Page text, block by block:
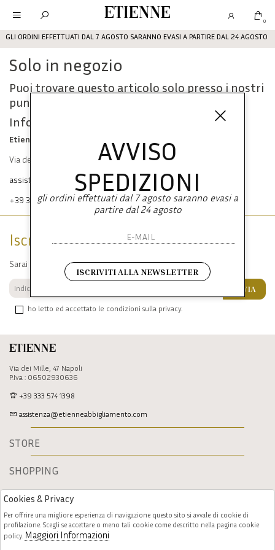
GLI ORDINI EFFETTUATI DAL 7 AGOSTO SARANNO EVASI A PARTIRE DAL 24 AGOSTO
Etienne 0
Solo in negozio
Puoi trovare questo articolo solo presso i nostri
punti vendita:
Info contatti
Etienne srl
Via dei Mille, 47 80121 Napoli
assistenza@etienneabbigliamento.com
+39 333 574 1398
Etienne
Via dei Mille, 47 Napoli
P.Iva : 06502930636
+39 333 574 1398
assistenza@etienneabbigliamento.com
STORE
SHOPPING
Iscriviti alla newsletter
Sarai sempre aggiornato su offerte e promozioni.
ho letto ed accettato le condizioni sulla privacy.
INVIA
AVVISO
SPEDIZIONI
gli ordini effettuati dal 7 agosto saranno evasi a
partire dal 24 agosto
ISCRIVITI ALLA NEWSLETTER
Cookies & Privacy
Per offrire una migliore esperienza di navigazione questo sito si avvale di cookie di
profilazione. Scegli se accettare o meno tali cookie come descritto nella pagina cookie
policy. Maggiori Informazioni